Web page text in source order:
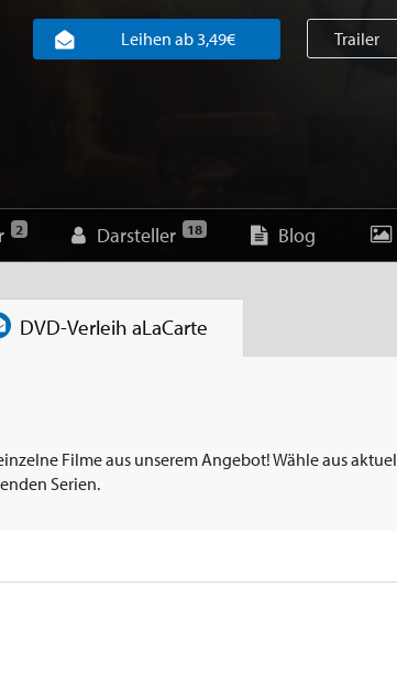
Leihen ab 3,49€ Trailer
2 Darsteller 18 Blog
DVD-Verleih aLaCarte
Filme aus unserem Angebot! Wähle aus
Serien.